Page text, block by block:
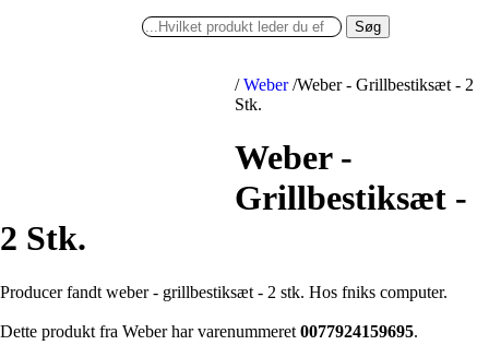
Søg
/ Weber /Weber - Grillbestiksæt - 2
Stk.
Weber -
Grillbestiksæt -
2 Stk.
Producer fandt weber - grillbestiksæt - 2 stk. Hos fniks computer.
Dette produkt fra Weber har varenummeret 0077924159695.